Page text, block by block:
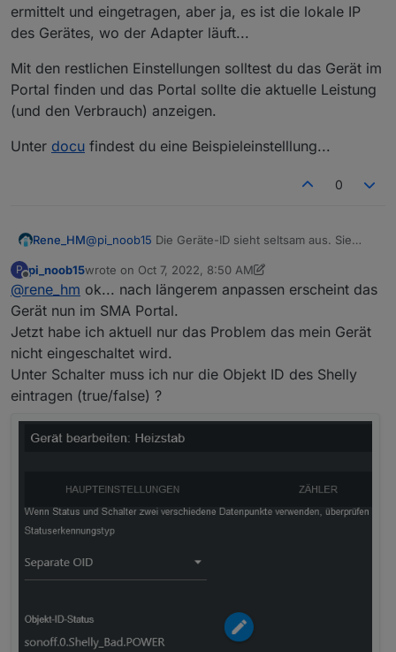
ermittelt und eingetragen, aber ja, es ist die lokale IP
des Gerätes, wo der Adapter läuft...
Mit den restlichen Einstellungen solltest du das Gerät im
Portal finden und das Portal sollte die aktuelle Leistung
(und den Verbrauch) anzeigen.
Unter docu findest du eine Beispieleinstelllung...
0
Rene_HM@pi_noob15 Die Geräte-ID sieht seltsam aus. Sie
entsprechen. Eigentlich vergibt der Adapter die ID
internen Zählung. Ich würde also das Gerät im
Adapter nochmal löschen und das Gerät neu
anlegen. Damit sollte eine gültige ID erzeugt werden.
Auch die IP-Adresse wird eigentlich automatisch
ermittelt und eingetragen, aber ja, es ist die lokale IP
des Gerätes, wo der Adapter läuft...
Mit den restlichen Einstellungen solltest du das
Gerät im Portal finden und das Portal sollte die
aktuelle Leistung (und den Verbrauch) anzeigen.
Unterdocu findest du eine Beispieleinstelllung...
P pi_noob15wrote on Oct 7, 2022, 8:50 AM
last edited by pi_noob15Oct 7, 2022, 10:53 AM
@rene_hm ok... nach längerem anpassen erscheint das
Gerät nun im SMA Portal.
Jetzt habe ich aktuell nur das Problem das mein Gerät
nicht eingeschaltet wird.
Unter Schalter muss ich nur die Objekt ID des Shelly
eintragen (true/false) ?